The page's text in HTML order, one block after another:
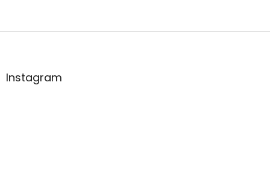
Z
aInstagram